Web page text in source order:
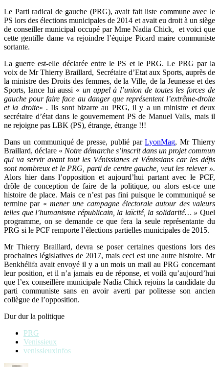
Le Parti radical de gauche (PRG), avait fait liste commune avec le
PS lors des élections municipales de 2014 et avait eu droit à un siège
de conseiller municipal occupé par Mme Nadia Chick, et voici que
cette gentille dame va rejoindre l’équipe Picard maire communiste
sortante.
La guerre est-elle déclarée entre le PS et le PRG. Le PRG par la
voix de Mr Thierry Braillard, Secrétaire d’Etat aux Sports, auprès de
la ministre des Droits des femmes, de la Ville, de la Jeunesse et des
Sports, lance lui aussi « un appel à l’union de toutes les forces de
gauche pour faire face au danger que représentent l’extrême-droite
et la droite« . Ils sont bizarre au PRG, il y a un ministre et deux
secrétaire d’état dans le gouvernement PS de Manuel Valls, mais il
ne rejoigne pas LBK (PS), étrange, étrange !!!
Dans un communiqué de presse, publié parLyonMag, Mr Thierry
Braillard, déclare « Notre démarche s’inscrit dans un projet commun
qui va servir avant tout les Vénissianes et Vénissians car les défis
sont nombreux et le PRG, parti de centre gauche, veut les relever ».
Alors hier dans l’opposition et aujourd’hui partant avec le PCF,
drôle de conception de faire de la politique, ou alors est-ce une
histoire de place. Mais ce n’est pas fini puisque le communiqué se
termine par « mener une campagne électorale autour des valeurs
telles que l’humanisme républicain, la laïcité, la solidarité… » Quel
programme, on se demande ce que fera la seule représentante du
PRG si le PCF remporte l’élections partielles municipales de 2015.
Mr Thierry Braillard, devra se poser certaines questions lors des
prochaines législatives de 2017, mais ceci est une autre histoire. Mr
Benkhélifa avait envoyé il y a un mois un mail au PRG concernant
leur position, et il n’a jamais eu de réponse, et voilà qu’aujourd’hui
que l’ex conseillère municipale Nadia Chick rejoins la candidate du
parti communiste sans en avoir averti par politesse son ancien
collègue de l’opposition.
Dur dur la politique
PRG
Venissieux
venissieuxinfos